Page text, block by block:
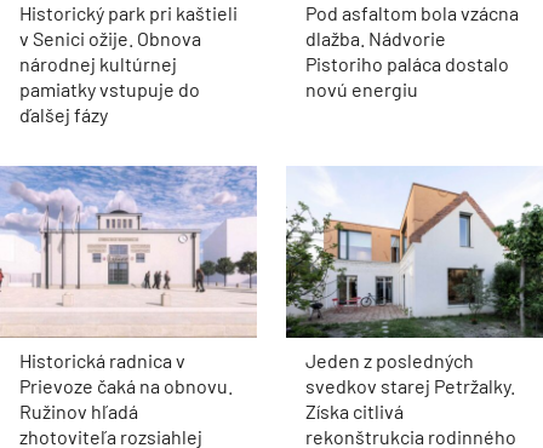
Historický park pri kaštieli
v Senici ožije. Obnova
národnej kultúrnej
pamiatky vstupuje do
ďalšej fázy
Pod asfaltom bola vzácna
dlažba. Nádvorie
Pistoriho paláca dostalo
novú energiu
Historická radnica v
Prievoze čaká na obnovu.
Ružinov hľadá
zhotoviteľa rozsiahlej
Jeden z posledných
svedkov starej Petržalky.
Získa citlivá
rekonštrukcia rodinného